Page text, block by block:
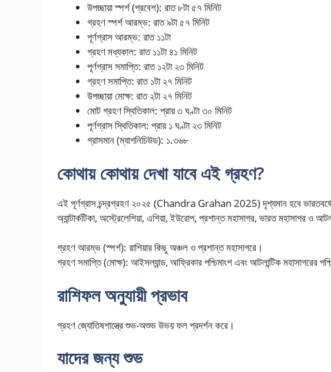
উপচ্ছায়া স্পর্শ (প্রবেশ): রাত ৮টা ৫৭ মিনিট
গ্রহণ স্পর্শ আরম্ভ: রাত ৯টা ৫৭ মিনিট
পূর্ণগ্রাস আরম্ভ: রাত ১১টা
গ্রহণ মধ্যকাল: রাত ১১টা ৪১ মিনিট
পূর্ণগ্রাস সমাপ্তি: রাত ১২টা ২৩ মিনিট
গ্রহণ সমাপ্তি: রাত ১টা ২৭ মিনিট
উপচ্ছায়া মোক্ষ: রাত ২টা ২৭ মিনিট
মোট গ্রহণ স্থিতিকাল: প্রায় ৩ ঘণ্টা ৩০ মিনিট
পূর্ণগ্রাস স্থিতিকাল: প্রায় ১ ঘণ্টা ২৩ মিনিট
গ্রাসমান (ম্যাগনিচিউড): ১.৩৬৮
কোথায় কোথায় দেখা যাবে এই গ্রহণ?
এই পূর্ণগ্রাস চন্দ্রগ্রহণ ২০২৫ (Chandra Grahan 2025) দৃশ্যমান হবে
অ্যান্টার্কটিকা, অস্ট্রেলেশিয়া, এশিয়া, ইউরোপ, প্রশান্ত মহাসাগর, ভারত মহাসাগর ও
গ্রহণ আরম্ভ (স্পর্শ): রাশিয়ার কিছু অঞ্চল ও প্রশান্ত মহাসাগরে।
গ্রহণ সমাপ্তি (মোক্ষ): আইসল্যান্ড, আফ্রিকার পশ্চিমাংশ এবং আটলান্টিক মহাসাগরের
রাশিফল অনুযায়ী প্রভাব
গ্রহণ জ্যোতিষশাস্ত্রে শুভ-অশুভ উভয় ফল প্রদর্শন করে।
যাদের জন্য শুভ